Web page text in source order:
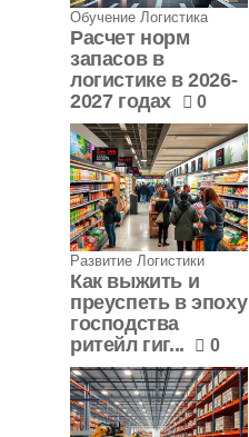
Обучение Логистика
Расчет норм
запасов в
логистике в 2026-
2027 годах
0
Развитие Логистики
Как выжить и
преуспеть в эпоху
господства
ритейл гиг...
0